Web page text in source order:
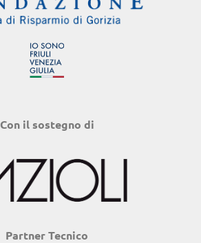
Con il sostegno di
Partner Tecnico